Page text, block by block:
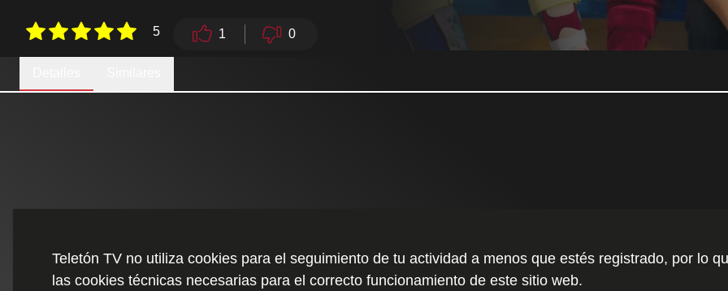
5 1 0
Teletón TV no utiliza cookies para el seguimiento de tu actividad a menos que estés registrado, por lo
las cookies técnicas necesarias para el correcto funcionamiento de este sitio web.